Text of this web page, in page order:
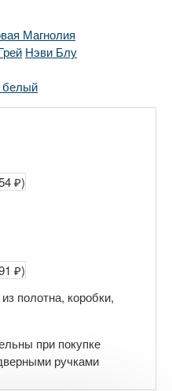
Магнолия
Нэви Блу
белый
₽)
₽)
полотна, коробки,
при покупке
ручками